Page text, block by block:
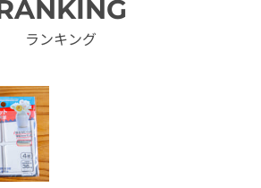
RANKING
ランキング